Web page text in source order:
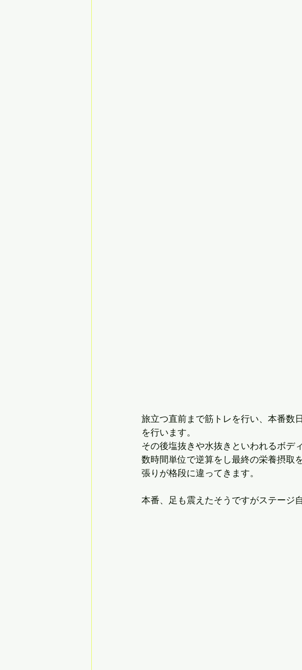
旅立つ直前まで筋トレを行い、本番数
を行います。
その後塩抜きや水抜きといわれるボデ
数時間単位で逆算をし最終の栄養摂取
張りが格段に違ってきます。
本番、足も震えたそうですがステージ